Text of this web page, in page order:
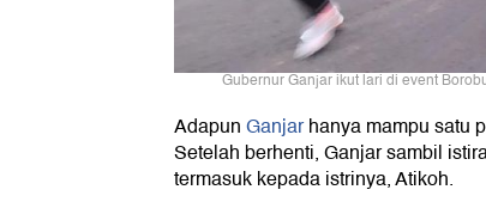
Gubernur Ganjar ikut lari di event
AdapunGanjarhanya mampu satu
Setelah berhenti, Ganjar sambil
termasuk kepada istrinya, Atikoh.